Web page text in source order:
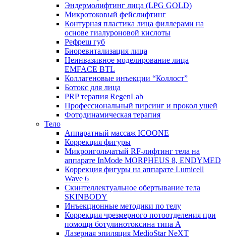
Эндермолифтинг лица (LPG GOLD)
Микротоковый фейслифтинг
Контурная пластика лица филлерами на
основе гиалуроновой кислоты
Рефреш губ
Биоревитализация лица
Неинвазивное моделирование лица
EMFACE BTL
Коллагеновые инъекции “Коллост”
Ботокс для лица
PRP терапия RegenLab
Профессиональный пирсинг и прокол ушей
Фотодинамическая терапия
Тело
Аппаратный массаж ICOONE
Коррекция фигуры
Микроигольчатый RF-лифтинг тела на
аппарате InMode MORPHEUS 8, ENDYMED
Коррекция фигуры на аппарате Lumicell
Wave 6
Скинтеллектуальное обертывание тела
SKINBODY
Инъекционные методики по телу
Коррекция чрезмерного потоотделения при
помощи ботулинотоксина типа А
Лазерная эпиляция MedioStar NeXT